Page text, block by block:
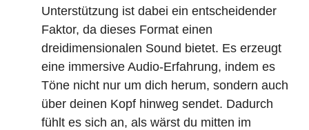
Unterstützung ist dabei ein entscheidender
Faktor, da dieses Format einen
dreidimensionalen Sound bietet. Es erzeugt
eine immersive Audio-Erfahrung, indem es
Töne nicht nur um dich herum, sondern auch
über deinen Kopf hinweg sendet. Dadurch
fühlt es sich an, als wärst du mitten im